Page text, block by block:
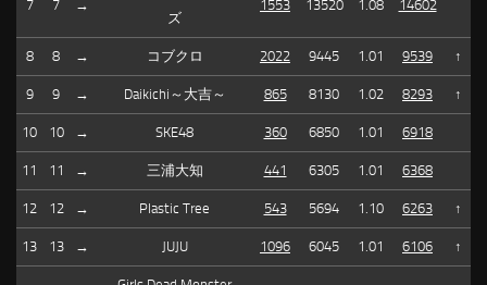
7 7 →
ズ
1553 13520 1.08 14602
8 8 → コブクロ 2022 9445 1.01 9539 ↑
9 9 → Daikichi～大吉～ 865 8130 1.02 8293 ↑
10 10 → SKE48 360 6850 1.01 6918
11 11 → 三浦大知 441 6305 1.01 6368
12 12 → Plastic Tree 543 5694 1.10 6263 ↑
13 13 → JUJU 1096 6045 1.01 6106 ↑